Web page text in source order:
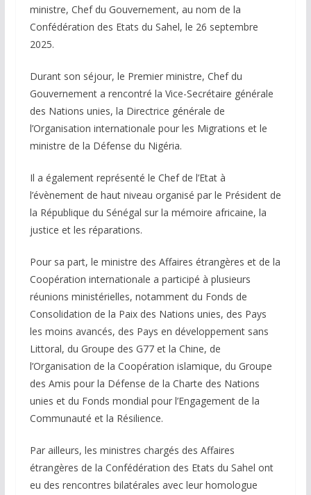
ministre, Chef du Gouvernement, au nom de la
Confédération des Etats du Sahel, le 26 septembre
2025.
Durant son séjour, le Premier ministre, Chef du
Gouvernement a rencontré la Vice-Secrétaire générale
des Nations unies, la Directrice générale de
l’Organisation internationale pour les Migrations et le
ministre de la Défense du Nigéria.
Il a également représenté le Chef de l’Etat à
l’évènement de haut niveau organisé par le Président de
la République du Sénégal sur la mémoire africaine, la
justice et les réparations.
Pour sa part, le ministre des Affaires étrangères et de la
Coopération internationale a participé à plusieurs
réunions ministérielles, notamment du Fonds de
Consolidation de la Paix des Nations unies, des Pays
les moins avancés, des Pays en développement sans
Littoral, du Groupe des G77 et la Chine, de
l’Organisation de la Coopération islamique, du Groupe
des Amis pour la Défense de la Charte des Nations
unies et du Fonds mondial pour l’Engagement de la
Communauté et la Résilience.
Par ailleurs, les ministres chargés des Affaires
étrangères de la Confédération des Etats du Sahel ont
eu des rencontres bilatérales avec leur homologue